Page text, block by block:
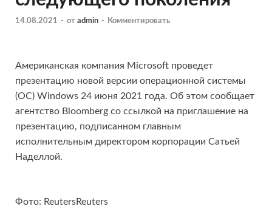
14.08.2021 - от admin - Комментировать
Американская компания Microsoft проведет
презентацию новой версии операционной системы
(ОС) Windows 24 июня 2021 года. Об этом сообщает
агентство Bloomberg со ссылкой на приглашение на
презентацию, подписанном главным
исполнительным директором корпорации Сатьей
Наделлой.
Фото: ReutersReuters